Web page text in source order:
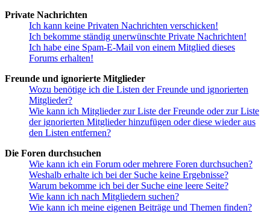
Private Nachrichten
Ich kann keine Privaten Nachrichten verschicken!
Ich bekomme ständig unerwünschte Private Nachrichten!
Ich habe eine Spam-E-Mail von einem Mitglied dieses
Forums erhalten!
Freunde und ignorierte Mitglieder
Wozu benötige ich die Listen der Freunde und ignorierten
Mitglieder?
Wie kann ich Mitglieder zur Liste der Freunde oder zur Liste
der ignorierten Mitglieder hinzufügen oder diese wieder aus
den Listen entfernen?
Die Foren durchsuchen
Wie kann ich ein Forum oder mehrere Foren durchsuchen?
Weshalb erhalte ich bei der Suche keine Ergebnisse?
Warum bekomme ich bei der Suche eine leere Seite?
Wie kann ich nach Mitgliedern suchen?
Wie kann ich meine eigenen Beiträge und Themen finden?